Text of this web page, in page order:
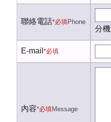
聯絡電話*必填Phone
分機
E-mail *必填
內容*必填Message